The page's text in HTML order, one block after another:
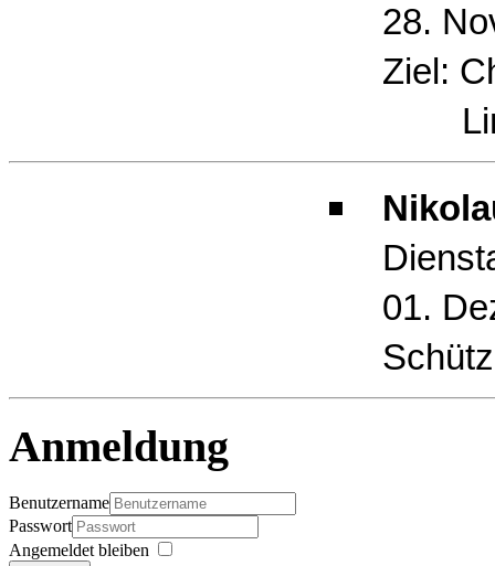
28.
Ziel:
01.
Anmeldung
Benutzername
Passwort
Angemeldet bleiben